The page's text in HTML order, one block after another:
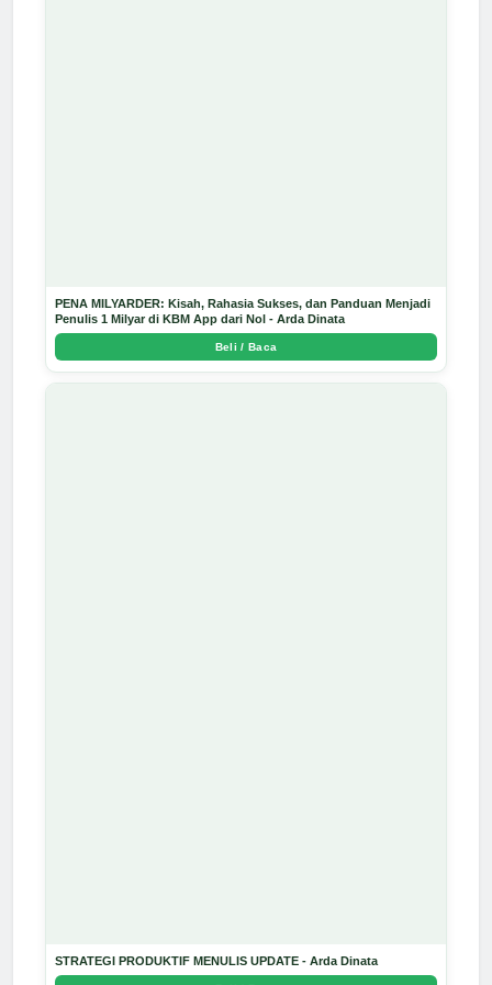
PENA MILYARDER: Kisah, Rahasia Sukses, dan Panduan Menjadi
Penulis 1 Milyar di KBM App dari Nol - Arda Dinata
Beli / Baca
STRATEGI PRODUKTIF MENULIS UPDATE - Arda Dinata